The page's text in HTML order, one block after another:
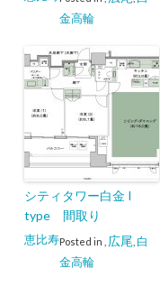
金高輪
シティタワー白金 I
type 間取り
Posted in
恵比寿 広尾 白
金高輪